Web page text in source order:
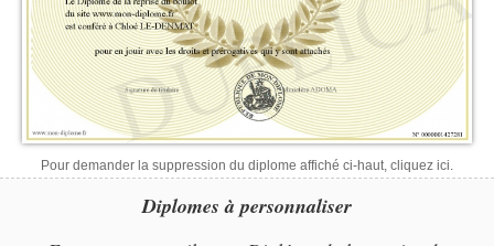
Pour demander la suppression du diplome affiché ci-haut, cliquez ici.
Diplomes à personnaliser